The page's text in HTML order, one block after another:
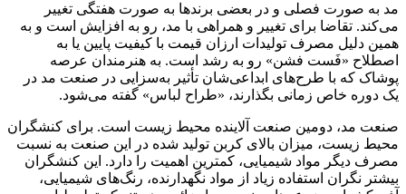
مد به صورت فصلی و در بعضی برندها به صورت هفتگی تغییر
می‌کند. تقاضا برای تغییر و همراهی با مد، رو به افزایش است و به
همین دلیل مصرف تولیدات ارزان قیمت با کیفیت پایین یا به
اصطلاح «فَست فشن» رو به رشد است. به هنرمندان عرصه
پوشاک که با طرح‌های ابداعی‌شان تأثیر به‌سزایی در صنعت مد در
یک دوره خاص زمانی بگذارند، «طراح لباس» گفته می‌شود.
صنعت مد، دومین صنعت آلاینده محیط زیست است. برای کنشگران
محیط زیست، میزان بالای کربن تولید شده در این صنعت به نسبت
مصرف دیگر مواد شیمیایی، کمترین اهمیت را دارد. این کنشگران
بیشتر نگران استفاده زیاد از مواد نگهدارنده، رنگ‌های شیمیایی،